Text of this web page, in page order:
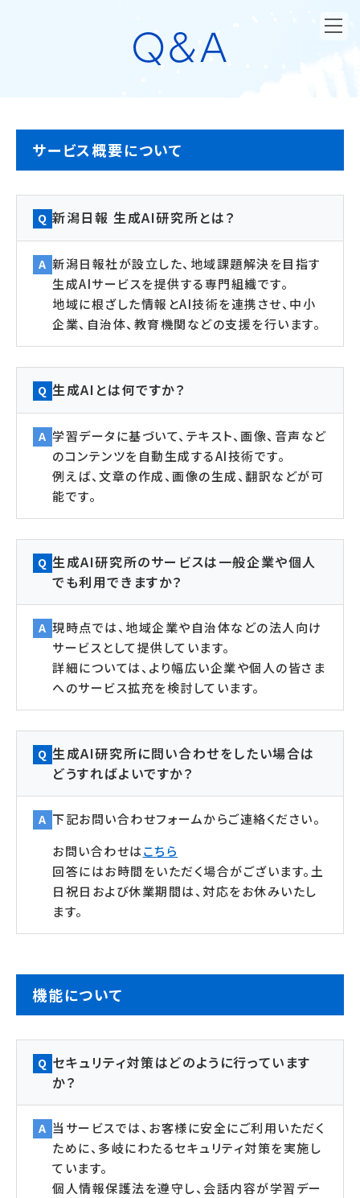
サービス概要について
Q 新潟日報 生成AI研究所とは？
A 新潟日報社が設立した、地域課題解決を目指す
生成AIサービスを提供する専門組織です。
地域に根ざした情報とAI技術を連携させ、中小
企業、自治体、教育機関などの支援を行います。
Q 生成AIとは何ですか？
A 学習データに基づいて、テキスト、画像、音声など
のコンテンツを自動生成するAI技術です。
例えば、文章の作成、画像の生成、翻訳などが可
能です。
Q 生成AI研究所のサービスは一般企業や個人
でも利用できますか？
A 現時点では、地域企業や自治体などの法人向け
サービスとして提供しています。
詳細については、より幅広い企業や個人の皆さま
へのサービス拡充を検討しています。
Q 生成AI研究所に問い合わせをしたい場合は
どうすればよいですか？
A 下記お問い合わせフォームからご連絡ください。
お問い合わせはこちら
回答にはお時間をいただく場合がございます。土
日祝日および休業期間は、対応をお休みいたし
ます。
機能について
Q セキュリティ対策はどのように行っています
か？
A 当サービスでは、お客様に安全にご利用いただく
ために、多岐にわたるセキュリティ対策を実施し
ています。
個人情報保護法を遵守し、会話内容が学習デー